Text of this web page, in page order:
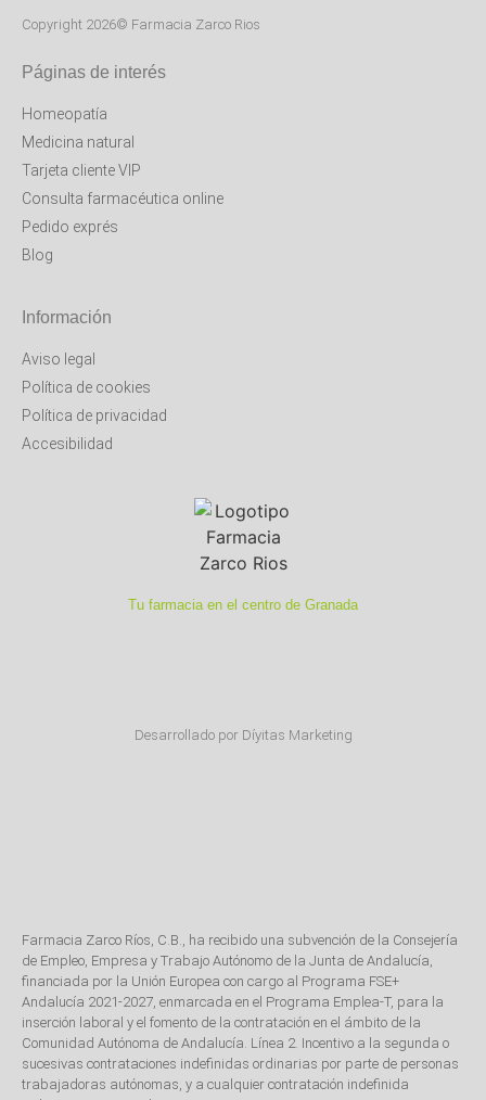
Copyright 2026© Farmacia Zarco Rios
Páginas de interés
Homeopatía
Medicina natural
Tarjeta cliente VIP
Consulta farmacéutica online
Pedido exprés
Blog
Información
Aviso legal
Política de cookies
Política de privacidad
Accesibilidad
Tu farmacia en el centro de Granada
Desarrollado por Díyitas Marketing
Farmacia Zarco Ríos, C.B., ha recibido una subvención de la Consejería
de Empleo, Empresa y Trabajo Autónomo de la Junta de Andalucía,
financiada por la Unión Europea con cargo al Programa FSE+
Andalucía 2021-2027, enmarcada en el Programa Emplea-T, para la
inserción laboral y el fomento de la contratación en el ámbito de la
Comunidad Autónoma de Andalucía. Línea 2. Incentivo a la segunda o
sucesivas contrataciones indefinidas ordinarias por parte de personas
trabajadoras autónomas, y a cualquier contratación indefinida